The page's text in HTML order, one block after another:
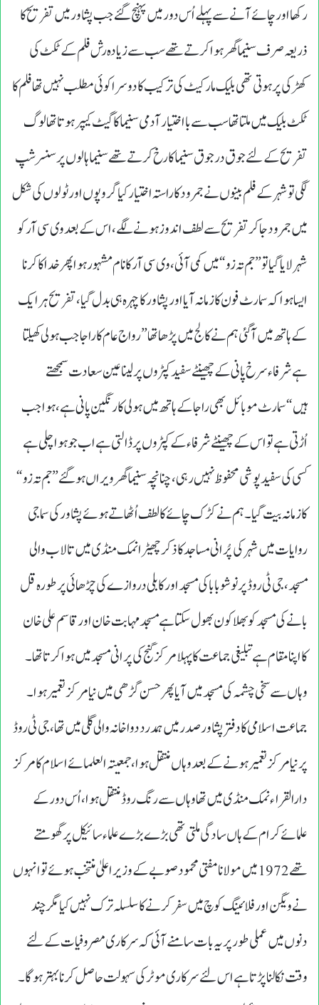
رکھا اور چائے آنے سے پہلے اُس دور میں پہنچ گئے جب پشاور میں تفریح کا
ذریعہ صرف سنیما گھر ہوا کرتے تھے سب سے زیادہ رش فلم کے ٹکٹ کی
کھڑکی پرہوتی تھی بلیک مارکیٹ کی ترکیب کا دوسرا کوئی مطلب نہیں تھا فلم کا
ٹکٹ بلیک میں ملتا تھا سب سے بااختیار آدمی سنیما کاگیٹ کیپر ہوتا تھا لوگ
تفریح کے لئے جوق درجوق سنیما کارخ کرتے تھے سنیما ہالوں پرسنسرشپ
لگی توشہر کے فلم بینوں نے جمرود کا راستہ اختیار کیا گروپوں اور ٹولوں کی شکل
میں جمرود جاکر تفریح سے لطف اندوز ہونے لگے،اس کے بعد وی سی آر کو
شہر لایا گیا تو”جم تہ زو“میں کمی آئی،وی سی آر کانام مشہور ہوا پھر خدا کاکرنا
ایسا ہوا کہ سمارٹ فون کازمانہ آیا اورپشاور کاچہرہ ہی بدل گیا،تفریح ہرایک
کے ہاتھ میں آگئی ہم نے کالج میں پڑھا تھا”رواج عام کاراجا جب ہولی کھیلتا
ہے شرفاء سرخ پانی کے چھینٹے سفید کپڑوں پرلینا عین سعادت سمجھتے
ہیں“سمارٹ موبائل بھی راجا کے ہاتھ میں ہولی کا رنگین پانی ہے،ہواجب
اُڑتی ہے تو اس کے چھینٹے شرفاء کے کپڑوں پرڈالتی ہے اب جوہوا چلی ہے
کسی کی سفید پوشی محفوظ نہیں رہی،چنانچہ سنیماگھر ویراں ہوگئے ”جم تہ زو“
کازمانہ بیت گیا۔ہم نے کڑک چائے کا لطف اُٹھاتے ہوئے پشاور کی سماجی
روایات میں شہرکی پُرانی مساجد کا ذکر چھیڑا نمک منڈی میں تالاب والی
مسجد،جی ٹی روڈ پرنوشوبابا کی مسجد اور کابلی دروازے کی چڑھائی پر طورہ قل
بانے کی مسجد کو بھلا کون بھول سکتا ہے مسجد مہابت خان اورقاسم علی خان
کااپنا مقام ہےتبلیغی جماعت کا پہلا مرکز گنج کی پرانی مسجد میں ہوا کرتا تھا۔
وہاں سے سخی چشمہ کی مسجد میں آیا پھر حسن گڑھی میں نیامرکز تعمیر ہوا۔
جماعت اسلامی کادفتر پشاور صدر میں ہمدرد دواخانہ والی گلی میں تھا،جی ٹی روڈ
پرنیا مرکز تعمیر ہونے کے بعد وہاں منتقل ہوا،جمعیتہ العلمائے اسلام کامرکز
دارالقراء نمک منڈی میں تھا وہاں سے رنگ روڈ منتقل ہوا،اُس دور کے
علمائے کرام کے ہاں سادگی ملتی تھی بڑے بڑے علماء سائیکل پر گھومتے
تھے1972میں مولانا مفتی محمود صوبے کے وزیراعلیٰ منتخب ہوئے توانہوں
نے ویگن اور فلائینگ کوچ میں سفر کرنے کا سلسلہ ترک نہیں کیا مگر چند
دنوں میں عملی طورپر یہ بات سامنے آئی کہ سرکاری مصروفیات کے لئے
وقت نکالنا پڑتا ہے اس لئے سرکاری موٹر کی سہولت حاصل کرنا بہترہوگا۔